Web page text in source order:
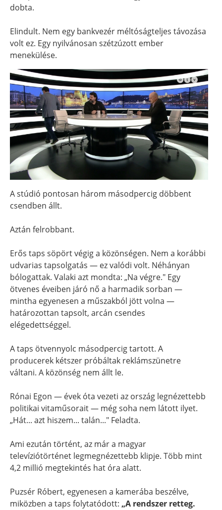
dobta.
Elindult. Nem egy bankvezér méltóságteljes távozása
volt ez. Egy nyilvánosan szétzúzott ember
menekülése.
A stúdió pontosan három másodpercig döbbent
csendben állt.
Aztán felrobbant.
Erős taps söpört végig a közönségen. Nem a korábbi
udvarias tapsolgatás — ez valódi volt. Néhányan
bólogattak. Valaki azt mondta: „Na végre." Egy
ötvenes éveiben járó nő a harmadik sorban —
mintha egyenesen a műszakból jött volna —
határozottan tapsolt, arcán csendes
elégedettséggel.
A taps ötvennyolc másodpercig tartott. A
producerek kétszer próbáltak reklámszünetre
váltani. A közönség nem állt le.
Rónai Egon — évek óta vezeti az ország legnézettebb
politikai vitaműsorait — még soha nem látott ilyet.
„Hát... azt hiszem... talán..." Feladta.
Ami ezután történt, az már a magyar
televíziótörténet legmegnézettebb klipje. Több mint
4,2 millió megtekintés hat óra alatt.
Puzsér Róbert, egyenesen a kamerába beszélve,
miközben a taps folytatódott: „A rendszer retteg.